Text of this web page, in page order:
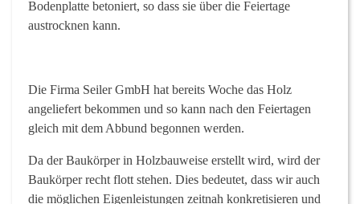
Bodenplatte betoniert, so dass sie über die Feiertage
austrocknen kann.
Die Firma Seiler GmbH hat bereits Woche das Holz
angeliefert bekommen und so kann nach den Feiertagen
gleich mit dem Abbund begonnen werden.
Da der Baukörper in Holzbauweise erstellt wird, wird der
Baukörper recht flott stehen. Dies bedeutet, dass wir auch
die möglichen Eigenleistungen zeitnah konkretisieren und